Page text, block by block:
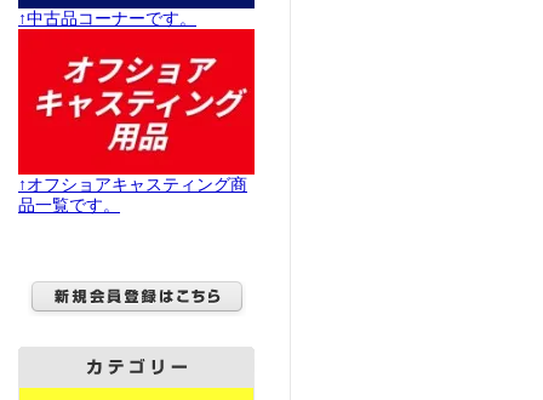
↑中古品コーナーです。
↑オフショアキャスティング商
品一覧です。